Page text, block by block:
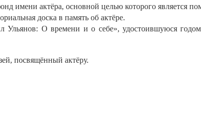
имени актёра, основной целью которого является
доска в память об актёре.
О времени и о себе», удостоившуюся
посвящённый актёру.